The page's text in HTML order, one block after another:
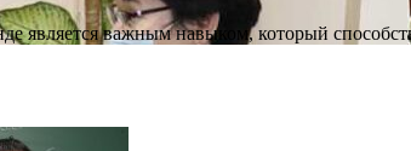
является важным навыком, который